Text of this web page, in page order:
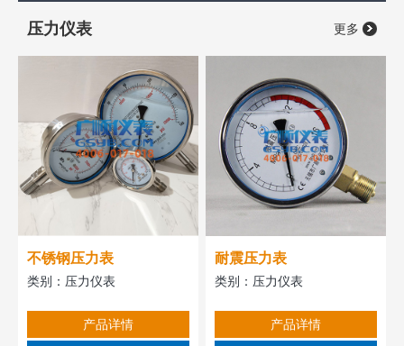
压力仪表 更多
不锈钢压力表
类别： 压力仪表
产品详情
耐震压力表
类别： 压力仪表
产品详情